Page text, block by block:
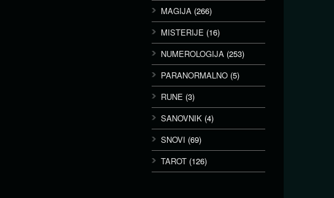
MAGIJA (266)
MISTERIJE (16)
NUMEROLOGIJA (253)
PARANORMALNO (5)
RUNE (3)
SANOVNIK (4)
SNOVI (69)
TAROT (126)